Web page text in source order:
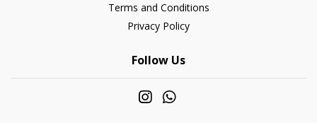
Terms and Conditions
Privacy Policy
Follow Us